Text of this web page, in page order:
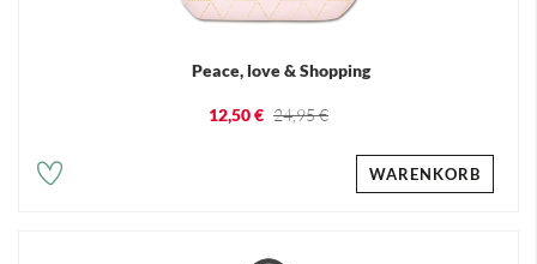
Peace, love & Shopping
12,50 € 24,95 €
WARENKORB